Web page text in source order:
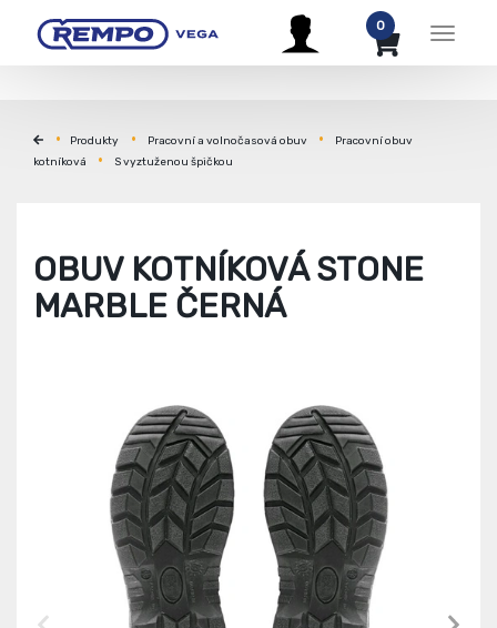
Menu
0
Produkty Pracovní a volnočasová obuv
Pracovní obuv
kotníková
S vyztuženou špičkou
OBUV KOTNÍKOVÁ STONE
MARBLE ČERNÁ